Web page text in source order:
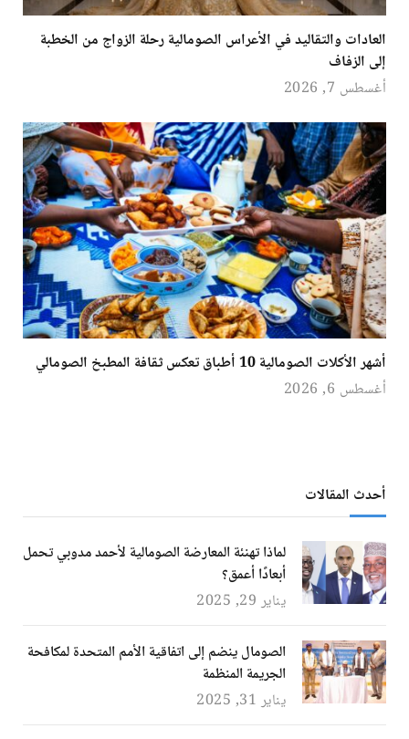
العادات والتقاليد في الأعراس الصومالية رحلة الزواج من الخطبة
إلى الزفاف
أغسطس 7, 2026
أشهر الأكلات الصومالية 10 أطباق تعكس ثقافة المطبخ الصومالي
أغسطس 6, 2026
أحدث المقالات
لماذا تهنئة المعارضة الصومالية لأحمد مدوبي تحمل
أبعادًا أعمق؟
يناير 29, 2025
الصومال ينضم إلى اتفاقية الأمم المتحدة لمكافحة
الجريمة المنظمة
يناير 31, 2025